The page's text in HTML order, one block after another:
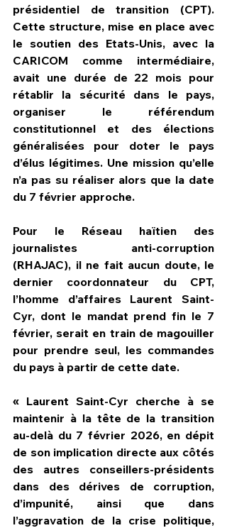
HPN Live
présidentiel de transition (CPT).
Cette structure, mise en place avec
le soutien des Etats-Unis, avec la
CARICOM comme intermédiaire,
avait une durée de 22 mois pour
rétablir la sécurité dans le pays,
organiser le référendum
constitutionnel et des élections
généralisées pour doter le pays
d’élus légitimes. Une mission qu’elle
n’a pas su réaliser alors que la date
du 7 février approche.
Pour le Réseau haïtien des
journalistes anti-corruption
(RHAJAC), il ne fait aucun doute, le
dernier coordonnateur du CPT,
l’homme d’affaires Laurent Saint-
Cyr, dont le mandat prend fin le 7
février, serait en train de magouiller
pour prendre seul, les commandes
du pays à partir de cette date.
« Laurent Saint-Cyr cherche à se
maintenir à la tête de la transition
au-delà du 7 février 2026, en dépit
de son implication directe aux côtés
des autres conseillers-présidents
dans des dérives de corruption,
d’impunité, ainsi que dans
l’aggravation de la crise politique,